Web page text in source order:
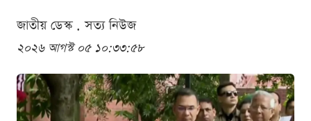
জাতীয় ডেস্ক . সত্য নিউজ
২০২৬ আগস্ট ০৫ ১০:৩৩:৫৮